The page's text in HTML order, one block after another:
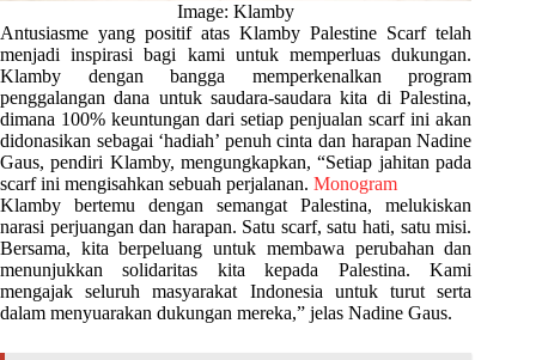
Image: Klamby
Antusiasme yang positif atas Klamby Palestine Scarf telah
menjadi inspirasi bagi kami untuk memperluas dukungan.
Klamby dengan bangga memperkenalkan program
penggalangan dana untuk saudara-saudara kita di Palestina,
dimana 100% keuntungan dari setiap penjualan scarf ini akan
didonasikan sebagai ‘hadiah’ penuh cinta dan harapan Nadine
Gaus, pendiri Klamby, mengungkapkan, “Setiap jahitan pada
scarf ini mengisahkan sebuah perjalanan. Monogram
Klamby bertemu dengan semangat Palestina, melukiskan
narasi perjuangan dan harapan. Satu scarf, satu hati, satu misi.
Bersama, kita berpeluang untuk membawa perubahan dan
menunjukkan solidaritas kita kepada Palestina. Kami
mengajak seluruh masyarakat Indonesia untuk turut serta
dalam menyuarakan dukungan mereka,” jelas Nadine Gaus.